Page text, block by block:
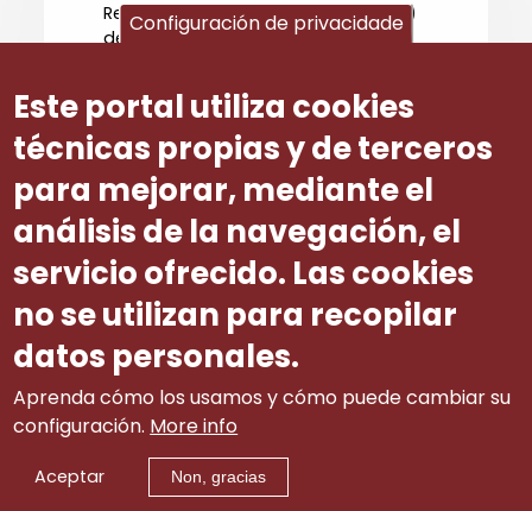
Respecto ao establecido na letra e)
deste artigo, a CEG considera que,
disciplinario do centro, a Xunta debe
ser informada por parte da dirección
do centro de calquera actuación
que teña unha incidencia grave no
seu funcionamento.
Número ditame
3
Configuración de privacidade
Este portal utiliza cookies
técnicas propias y de terceros
para mejorar, mediante el
análisis de la navegación, el
servicio ofrecido. Las cookies
no se utilizan para recopilar
datos personales.
Aprenda cómo los usamos y cómo puede cambiar su
configuración. More info
Aceptar Non, gracias